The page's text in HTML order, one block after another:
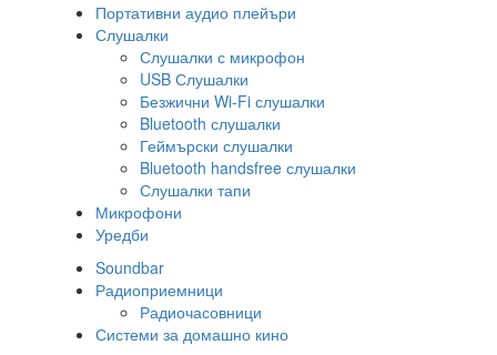
Портативни аудио плейъри
Слушалки
Слушалки с микрофон
USB Слушалки
Безжични Wi-Fi слушалки
Bluetooth слушалки
Геймърски слушалки
Bluetooth handsfree слушалки
Слушалки тапи
Микрофони
Уредби
Soundbar
Радиоприемници
Радиочасовници
Системи за домашно кино